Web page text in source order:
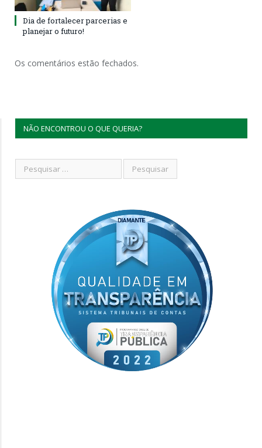
Dia de fortalecer parcerias e
planejar o futuro!
Os comentários estão fechados.
NÃO ENCONTROU O QUE QUERIA?